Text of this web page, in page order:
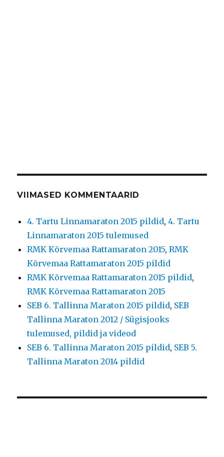
VIIMASED KOMMENTAARID
4. Tartu Linnamaraton 2015 pildid,4. Tartu
Linnamaraton 2015 tulemused
RMK Kõrvemaa Rattamaraton 2015,RMK
Kõrvemaa Rattamaraton 2015 pildid
RMK Kõrvemaa Rattamaraton 2015 pildid,
RMK Kõrvemaa Rattamaraton 2015
SEB 6. Tallinna Maraton 2015 pildid, SEB
Tallinna Maraton 2012 / Sügisjooks
tulemused, pildid ja videod
SEB 6. Tallinna Maraton 2015 pildid, SEB 5.
Tallinna Maraton 2014 pildid